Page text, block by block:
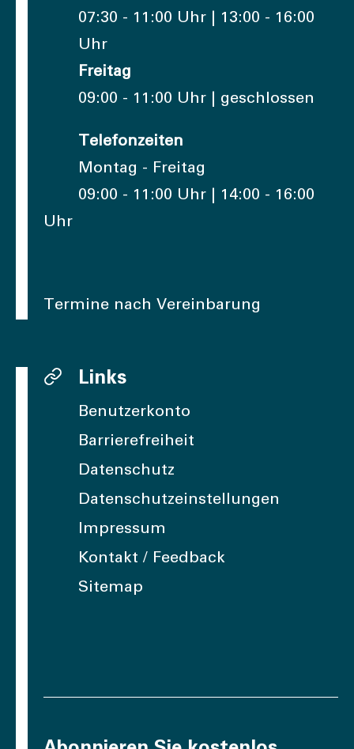
07:30 - 11:00 Uhr | 13:00 - 16:00
Uhr
Freitag
09:00 - 11:00 Uhr | geschlossen
Telefonzeiten
Montag - Freitag
09:00 - 11:00 Uhr | 14:00 - 16:00
Uhr
Termine nach Vereinbarung
Links
Benutzerkonto
Barrierefreiheit
Datenschutz
Datenschutzeinstellungen
Impressum
Kontakt / Feedback
Sitemap